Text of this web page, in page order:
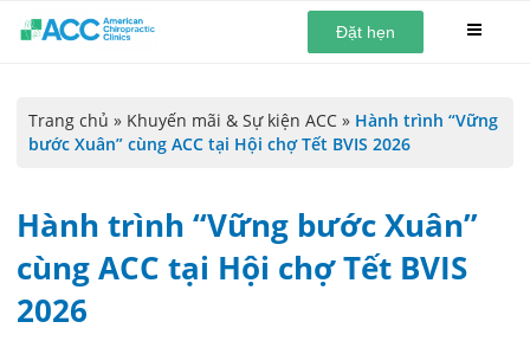
Đặt hẹn
Trang chủ » Khuyến mãi & Sự kiện ACC » Hành trình “Vững
bước Xuân” cùng ACC tại Hội chợ Tết BVIS 2026
Hành trình “Vững bước Xuân”
cùng ACC tại Hội chợ Tết BVIS
2026